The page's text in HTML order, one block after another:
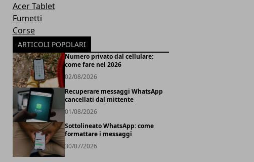
Acer Tablet
Fumetti
Corse
ARTICOLI POPOLARI
Numero privato dal cellulare:
come fare nel 2026
02/08/2026
Recuperare messaggi WhatsApp
cancellati dal mittente
01/08/2026
Sottolineato WhatsApp: come
formattare i messaggi
30/07/2026